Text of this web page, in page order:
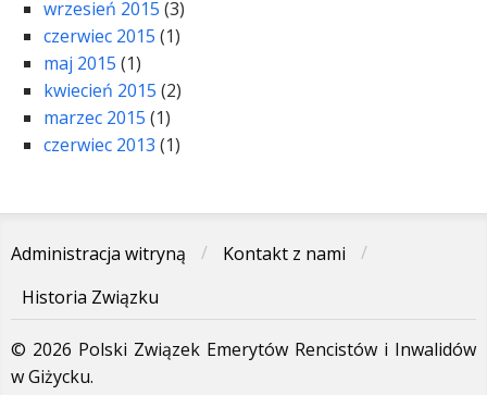
wrzesień 2015 (3)
czerwiec 2015 (1)
maj 2015 (1)
kwiecień 2015 (2)
marzec 2015 (1)
czerwiec 2013 (1)
Administracja witryną
Kontakt z nami
Historia Związku
© 2026 Polski Związek Emerytów Rencistów i Inwalidów
w Giżycku.